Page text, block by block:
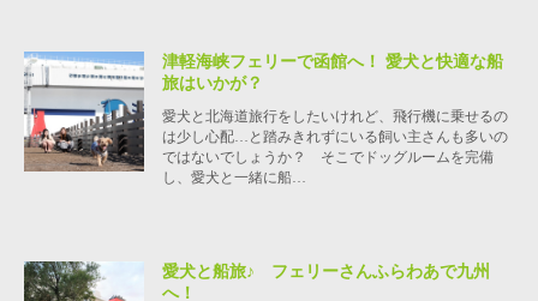
津軽海峡フェリーで函館へ！ 愛犬と快適な船
旅はいかが？
愛犬と北海道旅行をしたいけれど、飛行機に乗せるの
は少し心配…と踏みきれずにいる飼い主さんも多いの
ではないでしょうか？ そこでドッグルームを完備
し、愛犬と一緒に船…
愛犬と船旅♪ フェリーさんふらわあで九州
へ！